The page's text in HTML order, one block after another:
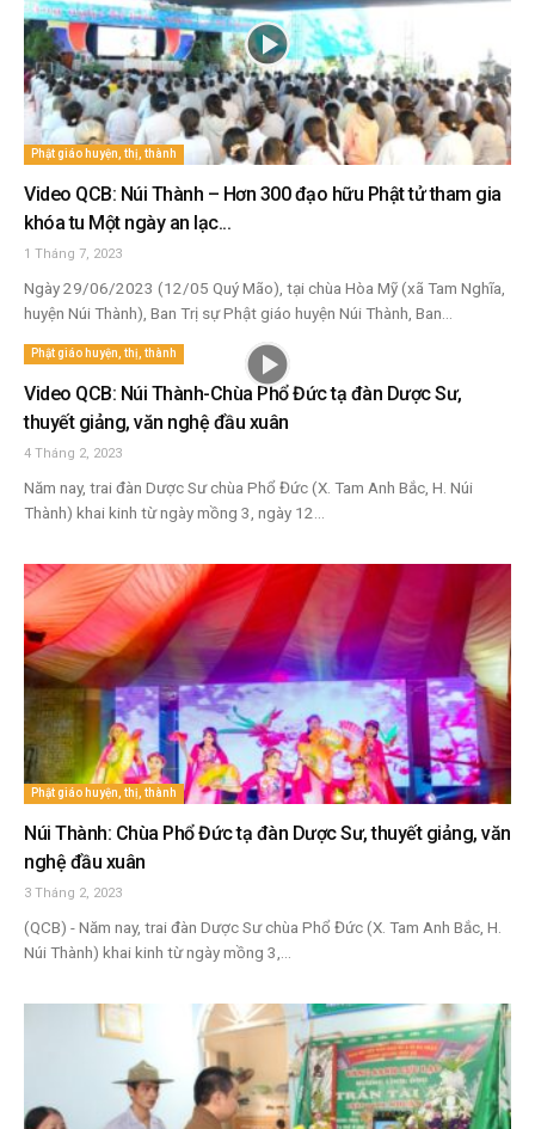
Phật giáo huyện, thị, thành
Video QCB: Núi Thành – Hơn 300 đạo hữu Phật tử tham gia
khóa tu Một ngày an lạc...
1 Tháng 7, 2023
Ngày 29/06/2023 (12/05 Quý Mão), tại chùa Hòa Mỹ (xã Tam Nghĩa,
huyện Núi Thành), Ban Trị sự Phật giáo huyện Núi Thành, Ban...
Phật giáo huyện, thị, thành
Video QCB: Núi Thành-Chùa Phổ Đức tạ đàn Dược Sư,
thuyết giảng, văn nghệ đầu xuân
4 Tháng 2, 2023
Năm nay, trai đàn Dược Sư chùa Phổ Đức (X. Tam Anh Bắc, H. Núi
Thành) khai kinh từ ngày mồng 3, ngày 12...
Phật giáo huyện, thị, thành
Núi Thành: Chùa Phổ Đức tạ đàn Dược Sư, thuyết giảng, văn
nghệ đầu xuân
3 Tháng 2, 2023
(QCB) - Năm nay, trai đàn Dược Sư chùa Phổ Đức (X. Tam Anh Bắc, H.
Núi Thành) khai kinh từ ngày mồng 3,...